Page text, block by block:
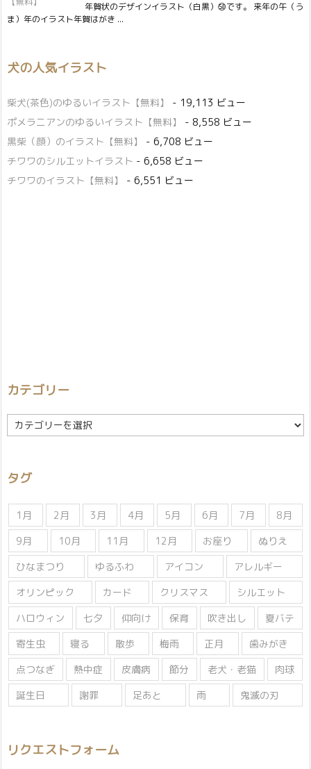
年賀状のデザインイラスト（白黒）㊿です。 来年の午（う
ま）年のイラスト年賀はがき ...
犬の人気イラスト
柴犬(茶色)のゆるいイラスト【無料】
- 19,113 ビュー
ポメラニアンのゆるいイラスト【無料】
- 8,558 ビュー
黒柴（顔）のイラスト【無料】
- 6,708 ビュー
チワワのシルエットイラスト - 6,658 ビュー
チワワのイラスト【無料】
- 6,551 ビュー
カテゴリー
カ
テ
ー
タグ
1月 2月 3月 4月 5月 6月 7月
8月
9月
10月 11月 12月 お座り
ぬりえ
ひなまつり
ゆるふわ アイコン
アレルギー
オリンピック
カード クリスマス
シルエット
ハロウィン
七夕 仰向け 保育 吹き出し
夏バテ
寄生虫
寝る 散歩 梅雨 正月
歯みがき
点つなぎ
熱中症 皮膚病 節分 老犬・老猫
肉球
誕生日
謝罪 足あと 雨 鬼滅の刃
リクエストフォーム